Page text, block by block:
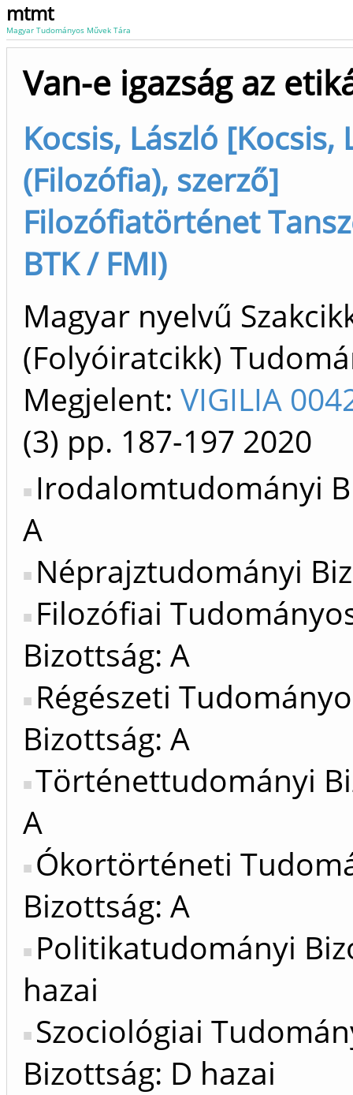
mtmt
Magyar Tudományos Művek Tára
Van-e igazság az
Kocsis, László [Kocsis,
(Filozófia), szerző]
Filozófiatörténet
BTK / FMI)
Magyar nyelvű
(Folyóiratcikk)
Megjelent: VIGILIA
(3) pp. 187-197 2020
Irodalomtudományi
A
Néprajztudományi
Filozófiai
Bizottság: A
Régészeti
Bizottság: A
Történettudományi
A
Ókortörténeti
Bizottság: A
Politikatudományi
hazai
Szociológiai
Bizottság: D hazai